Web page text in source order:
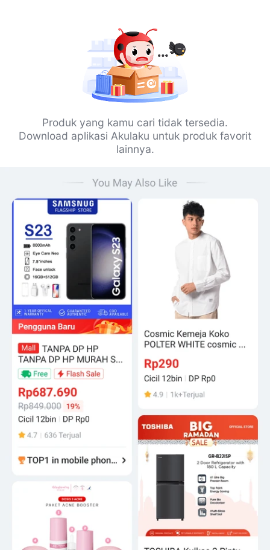
Produk yang kamu cari tidak tersedia.
Download aplikasi Akulaku untuk produk favorit
lainnya.